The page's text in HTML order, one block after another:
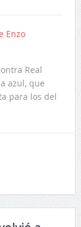
Real
azul, que
para los del